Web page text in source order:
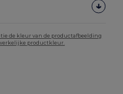
de kleur van de productafbeelding
productkleur.